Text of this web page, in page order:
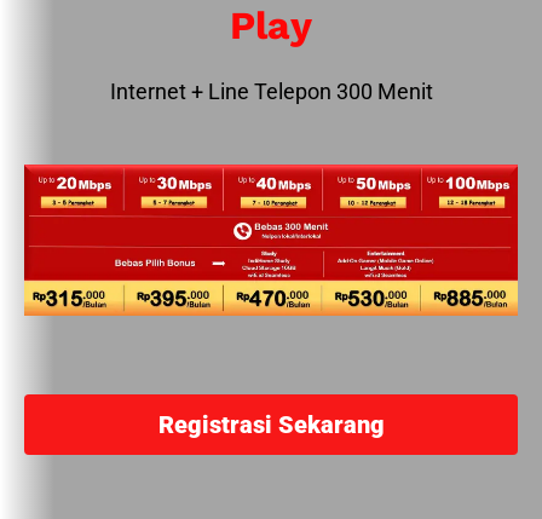
Play
Internet + Line Telepon 300 Menit
Registrasi Sekarang